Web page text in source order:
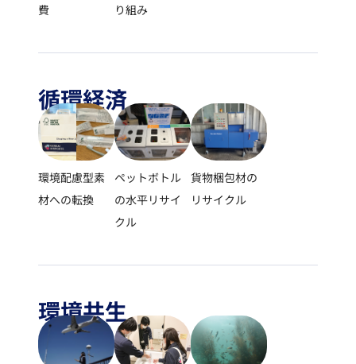
費
り組み
循環経済
環境配慮型素
材への転換
ペットボトル
の水平リサイ
クル
貨物梱包材の
リサイクル
環境共生